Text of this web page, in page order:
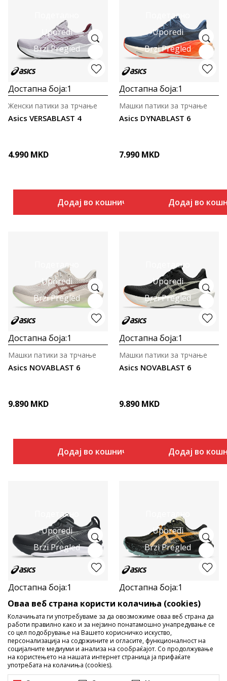
Uporedi
Brzi Pregled
Достапна боја:1
Asics VERSABLAST 4
Женски патики за трчање
4.990 MKD
Додај во кошничка
Подетално
Uporedi
Brzi Pregled
Достапна боја:1
Asics DYNABLAST 6
Машки патики за трчање
7.990 MKD
Додај во
Подетално
Uporedi
Brzi Pregled
Достапна боја:1
Asics NOVABLAST 6
Машки патики за трчање
9.890 MKD
Додај во кошничка
Подетално
Uporedi
Brzi Pregled
Достапна боја:1
Asics NOVABLAST 6
Машки патики за трчање
9.890 MKD
Додај во
Подетално
Uporedi
Brzi Pregled
Достапна боја:1
Asics GEL-KAYANO 33
Машки патики за трчање
12.490MKD
Подетално
Uporedi
Brzi Pregled
Достапна боја:1
Asics TRABUCO 14
Машки патики за трчање
9.890MKD
Оваа веб страна користи колачиња (cookies)
Колачињата ги употребуваме за да овозможиме оваа веб страна да
работи правилно како и за нејзино понатамошно унапредување се
со цел подобрување на Вашето корисничко искуство,
персонализација на содржините и огласите, функционалност на
социјалните медиуми и анализа на сообраќајот. Со продолжување
на користењето на нашата интернет страница ја прифаќате
употребата на колачиња (cookies).